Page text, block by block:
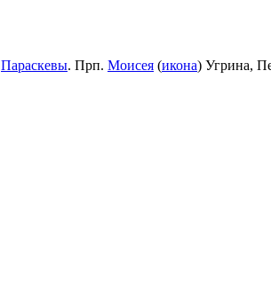
Параскевы. Прп. Моисея (икона) Угрина,